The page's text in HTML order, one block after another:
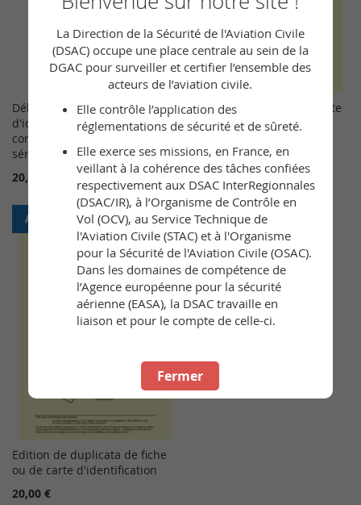
Délivrance initiale de la fiche
d'identification pour une
construction d'ULM non de
série
20,00 €
Ajouter au panier
Délivrance initiale de la carte
d'identification ULM
20,00 €
Ajouter au panier
Edition de duplicata de fiche
ou de carte d'identification
20,00 €
La Direction de la Sécurité de l'Aviation Civile
(DSAC) occupe une place centrale au sein de la
DGAC pour surveiller et certifier l’ensemble des
acteurs de l’aviation civile.
Elle contrôle l’application des
réglementations de sécurité et de sûreté.
Elle exerce ses missions, en France, en
veillant à la cohérence des tâches confiées
respectivement aux DSAC InterRegionnales
(DSAC/IR), à l’Organisme de Contrôle en
Vol (OCV), au Service Technique de
l'Aviation Civile (STAC) et à l'Organisme
pour la Sécurité de l'Aviation Civile (OSAC).
Dans les domaines de compétence de
l’Agence européenne pour la sécurité
aérienne (EASA), la DSAC travaille en
liaison et pour le compte de celle-ci.
Fermer